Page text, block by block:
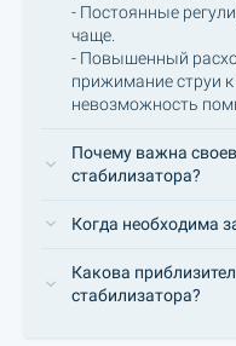
- Постоянные
чаще.
- Повышенный
прижимание струи к
невозможность
Почему важна
стабилизатора?
Когда необходима
Какова
стабилизатора?